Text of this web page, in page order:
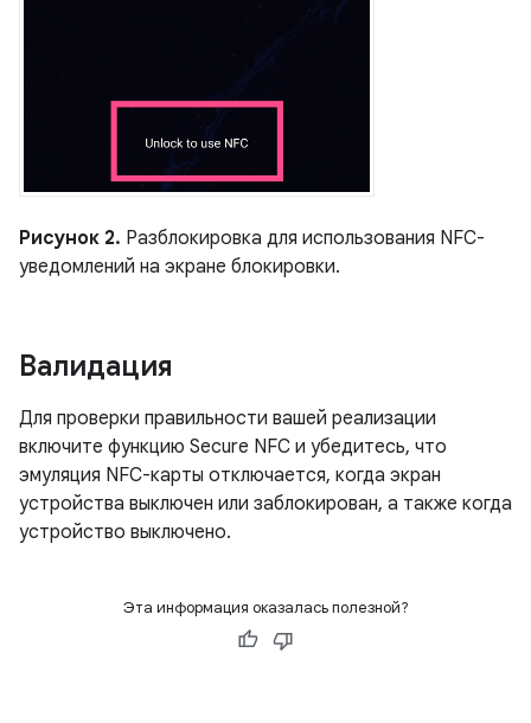
Рисунок 2. Разблокировка для использования NFC-
уведомлений на экране блокировки.
Валидация
Для проверки правильности вашей реализации
включите функцию Secure NFC и убедитесь, что
эмуляция NFC-карты отключается, когда экран
устройства выключен или заблокирован, а также когда
устройство выключено.
Эта информация оказалась полезной?